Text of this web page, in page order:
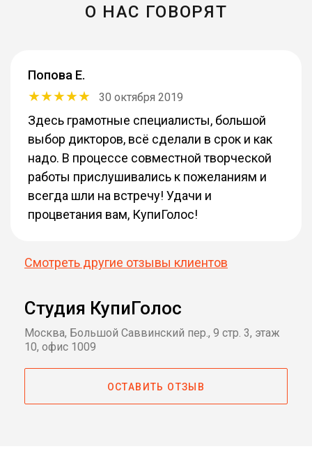
О НАС ГОВОРЯТ
Попова Е.
30 октября 2019
Здесь грамотные специалисты, большой
выбор дикторов, всё сделали в срок и как
надо. В процессе совместной творческой
работы прислушивались к пожеланиям и
всегда шли на встречу! Удачи и
процветания вам, КупиГолос!
Смотреть другие отзывы клиентов
Студия КупиГолос
Москва, Большой Саввинский пер., 9 стр. 3, этаж
10, офис 1009
ОСТАВИТЬ ОТЗЫВ